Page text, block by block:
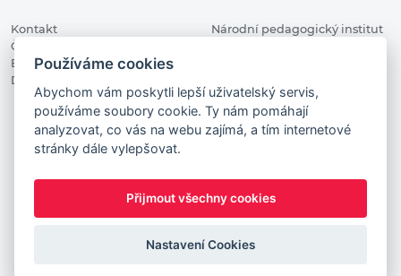
Kontakt
Členské organizace
Blog
Digitalizace ve vzdělávání
Národní pedagogický institut
DigiKoalice 2021. All rights reserved
Vstup do administrace
This project has received funding from the European
Commission Innovation and Networks Executive Agency (now
Commission and the European Commission is not responsible
Používáme cookies
Abychom vám poskytli lepší uživatelský servis,
používáme soubory cookie. Ty nám pomáhají
analyzovat, co vás na webu zajímá, a tím internetové
stránky dále vylepšovat.
Přijmout všechny cookies
Nastavení Cookies